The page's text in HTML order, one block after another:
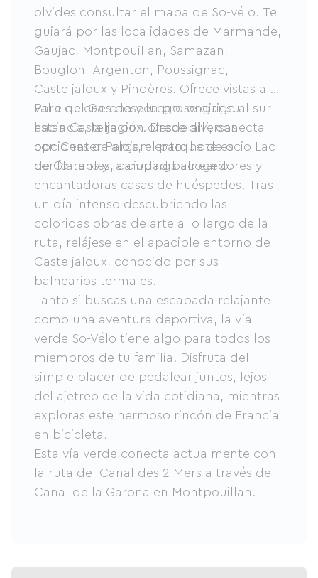
olvides consultar el mapa de So-vélo. Te
guiará por las localidades de Marmande,
Gaujac, Montpouillan, Samazan,
Bouglon, Argenton, Poussignac,
Casteljaloux y Pindères. Ofrece vistas al
valle del Garona y luego se dirige al sur
hacia Casteljaloux. Desde allí, conecta
con Center Parcs, el parque de ocio Lac
de Clarens y la ciudad balneario.
Para quienes deseen prolongar su
estancia, la región ofrece diversas
opciones de alojamiento: hoteles
confortables, campings acogedores y
encantadoras casas de huéspedes. Tras
un día intenso descubriendo las
coloridas obras de arte a lo largo de la
ruta, relájese en el apacible entorno de
Casteljaloux, conocido por sus
balnearios termales.
Tanto si buscas una escapada relajante
como una aventura deportiva, la vía
verde So-Vélo tiene algo para todos los
miembros de tu familia. Disfruta del
simple placer de pedalear juntos, lejos
del ajetreo de la vida cotidiana, mientras
exploras este hermoso rincón de Francia
en bicicleta.
Esta vía verde conecta actualmente con
la ruta del Canal des 2 Mers a través del
Canal de la Garona en Montpouillan.